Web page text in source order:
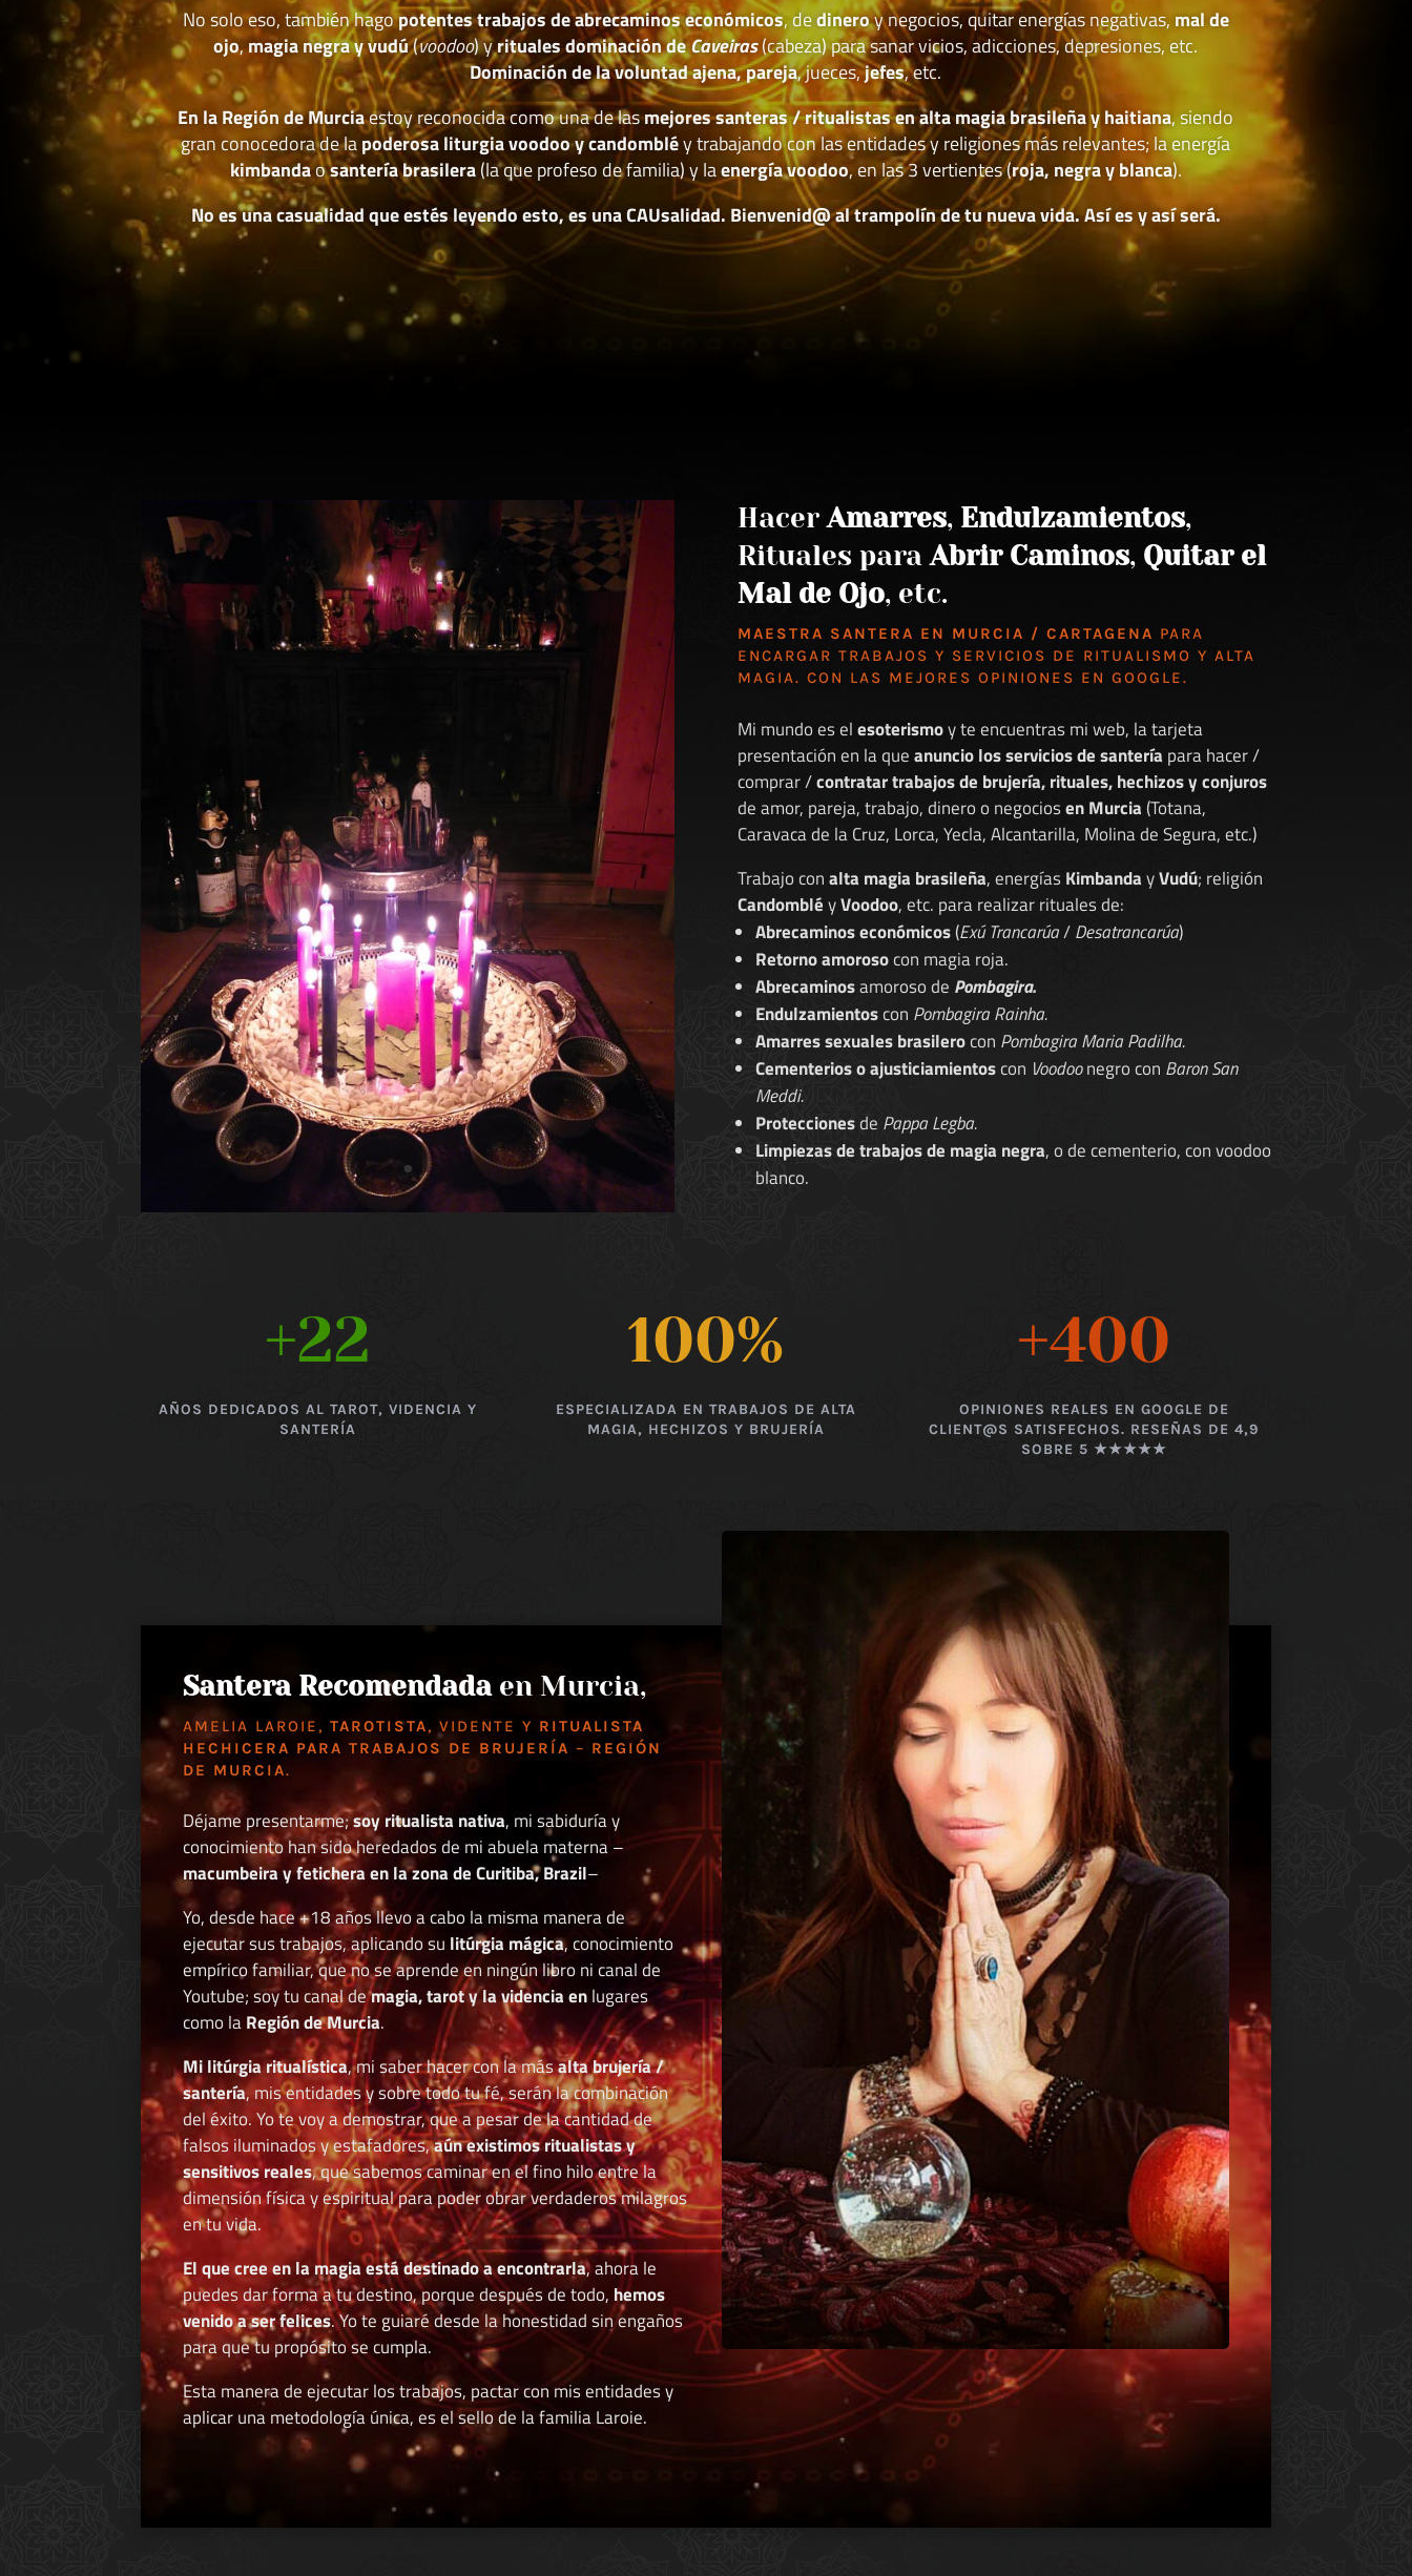
No solo eso, también hagopotentes trabajos de abrecaminos económicos, dedineroy negocios, quitar energías negativas, mal de
ojo,magia negra y vudú(voodoo) yrituales dominación deCaveiras(cabeza) para sanar vicios, adicciones, depresiones, etc.
Dominación de la voluntad ajena, pareja, jueces,jefes, etc.
En la Región de Murciaestoy reconocida como una de lasmejores santeras / ritualistas en alta magia brasileña y haitiana, siendo
gran conocedora de lapoderosa liturgia voodoo y candombléy trabajando con las entidades y religiones más relevantes; la energía
kimbandaosantería brasilera(la que profeso de familia) y laenergía voodoo, en las 3 vertientes (roja, negra y blanca).
No es una casualidad que estés leyendo esto, es una CAUsalidad. Bienvenid@ al trampolín de tu nueva vida. Así es y así será.
HacerAmarres, Endulzamientos,
Rituales paraAbrir Caminos, Quitar el
Mal de Ojo, etc.
MAESTRA SANTERA EN MURCIA / CARTAGENA PARA
ENCARGAR TRABAJOS Y SERVICIOS DE RITUALISMO Y ALTA
MAGIA. CON LAS MEJORES OPINIONES EN GOOGLE.
Mi mundo es elesoterismoy te encuentras mi web, la tarjeta
presentación en la queanuncio los servicios de santería para hacer /
comprar /contratar trabajos de brujería, rituales, hechizos y conjuros
de amor, pareja, trabajo, dinero o negociosen Murcia (Totana,
Caravaca de la Cruz, Lorca, Yecla, Alcantarilla, Molina de Segura, etc.)
Trabajo conalta magia brasileña, energíasKimbandayVudú; religión
CandombléyVoodoo, etc. para realizar rituales de:
Abrecaminos económicos(Exú Trancarúa/Desatrancarúa)
Retorno amorosocon magia roja.
Abrecaminosamoroso de Pombagira.
Endulzamientoscon Pombagira Rainha.
Amarres sexuales brasilerocon Pombagira Maria Padilha.
Cementerios o ajusticiamientoscon Voodoonegro con Baron San
Meddi.
Proteccionesde Pappa Legba.
Limpiezas de trabajos de magia negra, o de cementerio, con voodoo
blanco.
+22
AÑOS DEDICADOS AL TAROT, VIDENCIA Y
SANTERÍA
100%
ESPECIALIZADA EN TRABAJOS DE ALTA
MAGIA, HECHIZOS Y BRUJERÍA
+400
OPINIONES REALES EN GOOGLE DE
CLIENT@S SATISFECHOS. RESEÑAS DE 4,9
SOBRE 5 ★★★★★
Santera Recomendadaen Murcia,
AMELIA LAROIE,TAROTISTA, VIDENTE Y RITUALISTA
HECHICERA PARA TRABAJOS DE BRUJERÍA – REGIÓN
DE MURCIA.
Déjame presentarme;soy ritualista nativa, mi sabiduría y
conocimiento han sido heredados de mi abuela materna –
macumbeira y fetichera en la zona de Curitiba, Brazil–
Yo, desde hace +18 años llevo a cabo la misma manera de
ejecutar sus trabajos, aplicando su litúrgia mágica, conocimiento
empírico familiar, que no se aprende en ningún libro ni canal de
Youtube; soy tu canal demagia, tarot y la videncia enlugares
como laRegión de Murcia.
Mi litúrgia ritualística, mi saber hacer con la másalta brujería /
santería, mis entidades y sobre todo tu fé, serán la combinación
del éxito. Yo te voy a demostrar, que a pesar de la cantidad de
falsos iluminados y estafadores,aún existimos ritualistas y
sensitivos reales, que sabemos caminar en el fino hilo entre la
dimensión física y espiritual para poder obrar verdaderos milagros
en tu vida.
El que cree en la magia está destinado a encontrarla, ahora le
puedes dar forma a tu destino, porque después de todo, hemos
venido a ser felices. Yo te guiaré desde la honestidad sin engaños
para que tu propósito se cumpla.
Esta manera de ejecutar los trabajos, pactar con mis entidades y
aplicar una metodología única, es el sello de la familia Laroie.